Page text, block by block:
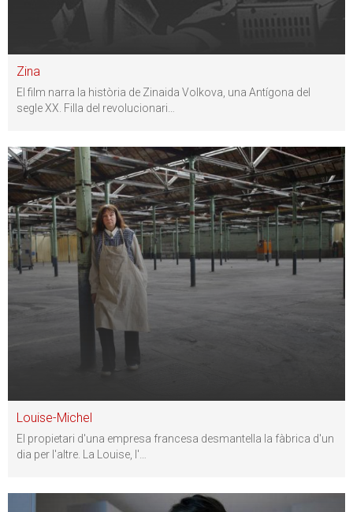
Zina
El film narra la història de Zinaida Volkova, una Antígona del
segle XX. Filla del revolucionari
Louise-Michel
El propietari d'una empresa francesa desmantella la fàbrica d'un
dia per l'altre. La Louise, l'…